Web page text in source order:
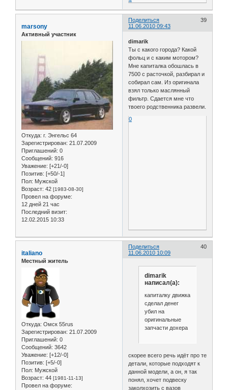
Поделиться
39
11.06.2010 09:43
marsony
Активный участник
Откуда: г. Энгельс 64
Зарегистрирован: 21.07.2009
Приглашений: 0
Сообщений: 916
Уважение: [+21/-0]
Позитив: [+50/-1]
Пол: Мужской
Возраст: 42 [1983-08-30]
Провел на форуме:
12 дней 21 час
Последний визит:
12.02.2015 10:33
dimarik
Ты с какого города? Какой
фольц и с каким мотором?
Мне капиталка обошлась в
7500 с расточкой, разбирал и
собирал сам. Из оригинала
взял только маслянный
фильтр. Сдается мне что
твоего родственника развели.
0
Поделиться
40
11.06.2010 10:09
italiano
Местный житель
Откуда: Омск 55rus
Зарегистрирован: 21.07.2009
Приглашений: 0
Сообщений: 3642
Уважение: [+12/-0]
Позитив: [+5/-0]
Пол: Мужской
Возраст: 44 [1981-11-13]
Провел на форуме:
dimarik
написал(а):
капиталку движка
сделал денег
убил на
оригинальные
запчасти дохера
скорее всего речь идёт про те
детали, которые подходят к
данной модели, а он, я так
понял, хочет подвеску
заколхозить с вазов